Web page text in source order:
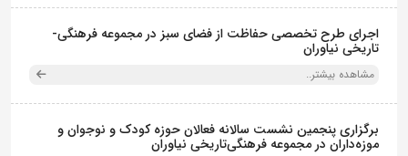
اجرای طرح تخصصی حفاظت از فضای سبز در مجموعه فرهنگی-
تاریخی نیاوران
مشاهده بیشتر..
برگزاری پنجمین نشست سالانه فعالان حوزه کودک و نوجوان و
موزه‌داران در مجموعه فرهنگی‌تاریخی نیاوران